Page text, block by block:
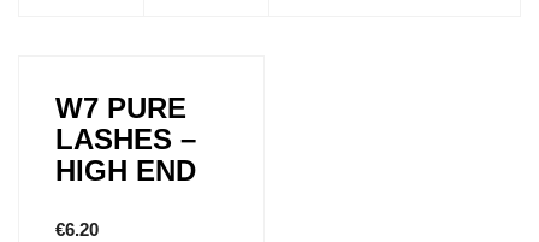
W7 PURE
LASHES –
HIGH END
€6.20